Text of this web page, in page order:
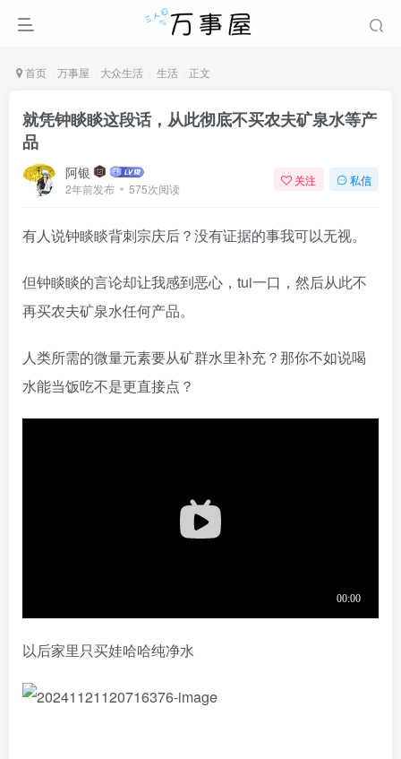
首页 万事屋 大众生活 生活 正文
就凭钟睒睒这段话，从此彻底不买农夫矿泉水等产
品
阿银
2年前发布 575次阅读
关注 私信
有人说钟睒睒背刺宗庆后？没有证据的事我可以无视。
但钟睒睒的言论却让我感到恶心，tui一口，然后从此不
再买农夫矿泉水任何产品。
人类所需的微量元素要从矿群水里补充？那你不如说喝
水能当饭吃不是更直接点？
以后家里只买娃哈哈纯净水